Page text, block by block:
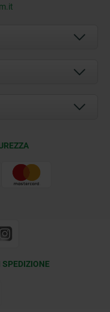
SPEDIZIONE